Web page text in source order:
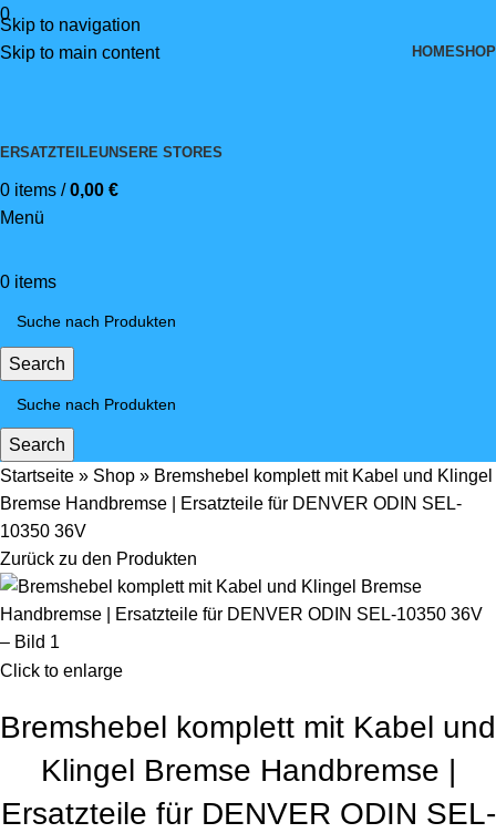
Skip to navigation
Skip to main content
0
HOMESHOP
ERSATZTEILEUNSERE STORES
0 items / 0,00 €
Menü
0 items
Search
Search
Startseite » Shop » Bremshebel komplett mit Kabel und Klingel
Bremse Handbremse | Ersatzteile für DENVER ODIN SEL-
10350 36V
Zurück zu den Produkten
Click to enlarge
Bremshebel komplett mit Kabel und
Klingel Bremse Handbremse |
Ersatzteile für DENVER ODIN SEL-